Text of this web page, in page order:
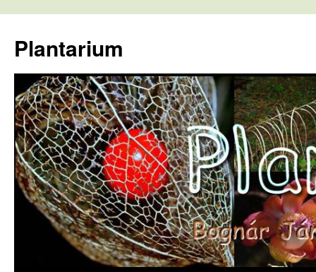
tartalomba
Plantarium